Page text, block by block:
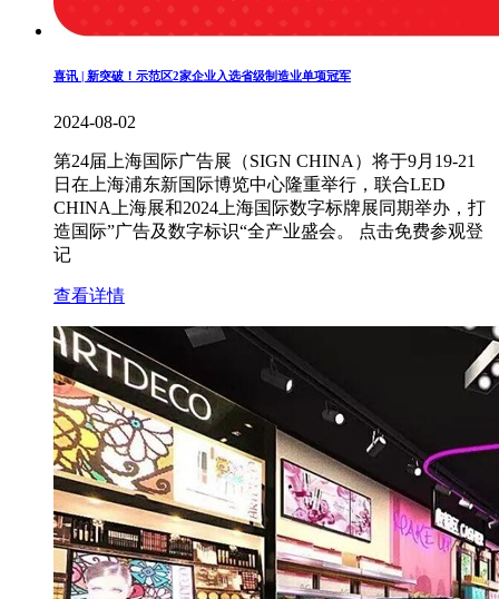
喜讯 | 新突破！示范区2家企业入选省级制造业单项冠军
2024-08-02
第24届上海国际广告展（SIGN CHINA）将于9月19-21
日在上海浦东新国际博览中心隆重举行，联合LED
CHINA上海展和2024上海国际数字标牌展同期举办，打
造国际”广告及数字标识“全产业盛会。 点击免费参观登
记
查看详情